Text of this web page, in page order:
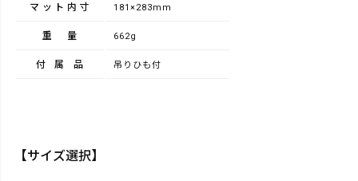
マット内寸 181×283mm
重量 662g
付属品 吊りひも付
【サイズ選択】